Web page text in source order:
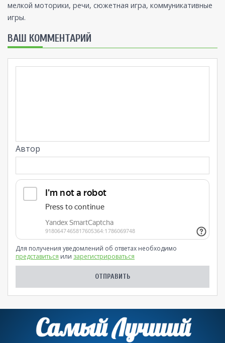
мелкой моторики, речи, сюжетная игра, коммуникативные
игры.
ВАШ КОММЕНТАРИЙ
Автор
Для получения уведомлений об ответах необходимо
представиться или зарегистрироваться